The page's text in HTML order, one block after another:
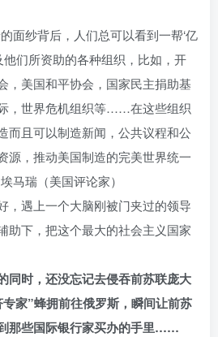
面纱背后，人们总可以看到一帮‘亿
他们所资助的各种组织，比如，开
，美国和平协会，国家民主捐助基
，世界危机组织等……在这些组织
而且可以制造新闻，公共议程和公
源，推动美国制造的完美世界统一
马瑞（美国评论家）
，遇上一个大脑刚被门夹过的领导
助下，把这个最大的社会主义国家
同时，还没忘记去侵吞前苏联庞大
家”蜂拥前往俄罗斯，瞬间让前苏
那些国际银行家买办的手里……